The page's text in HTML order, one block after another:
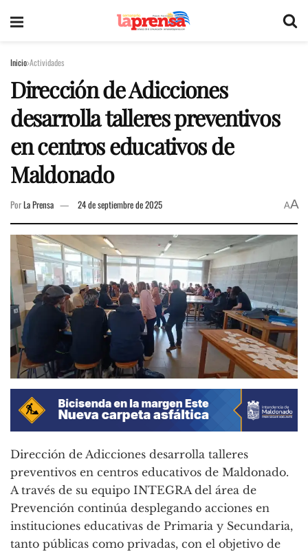
Inicio Actividades
Dirección de Adicciones
desarrolla talleres preventivos
en centros educativos de
Maldonado
PorLa Prensa 24 de septiembre de 2025 AA
Dirección de Adicciones desarrolla talleres
preventivos en centros educativos de Maldonado.
A través de su equipo INTEGRA del área de
Prevención continúa desplegando acciones en
instituciones educativas de Primaria y Secundaria,
tanto públicas como privadas, con el objetivo de